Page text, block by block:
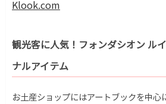
Klook.com
観光客に人気！フォンダシオン ル
ナルアイテム
お土産ショップにはアートブックを中